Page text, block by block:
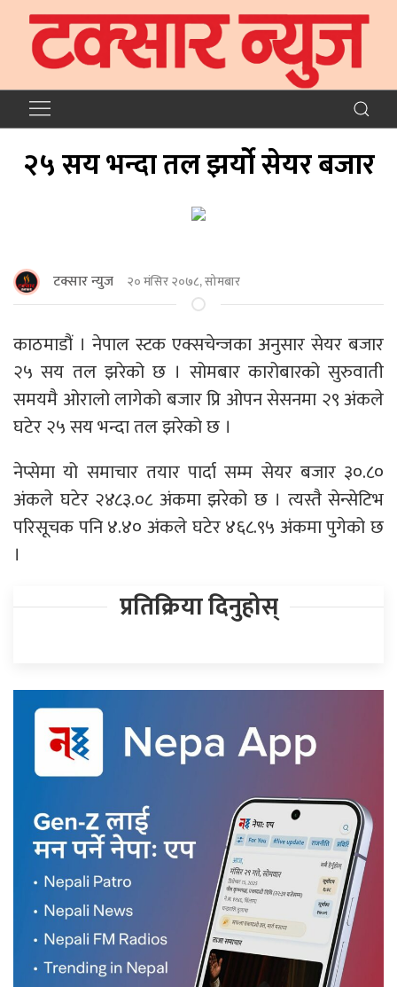
२५ सय भन्दा तल झर्यो सेयर बजार
टक्सार न्युज २० मंसिर २०७८, सोमबार
काठमाडौं । नेपाल स्टक एक्सचेन्जका अनुसार सेयर बजार
२५ सय तल झरेको छ । सोमबार कारोबारको सुरुवाती
समयमै ओरालो लागेको बजार प्रि ओपन सेसनमा २९ अंकले
घटेर २५ सय भन्दा तल झरेको छ ।
नेप्सेमा यो समाचार तयार पार्दा सम्म सेयर बजार ३०.८०
अंकले घटेर २४८३.०८ अंकमा झरेको छ । त्यस्तै सेन्सेटिभ
परिसूचक पनि ४.४० अंकले घटेर ४६८.९५ अंकमा पुगेको छ
।
प्रतिक्रिया दिनुहोस्